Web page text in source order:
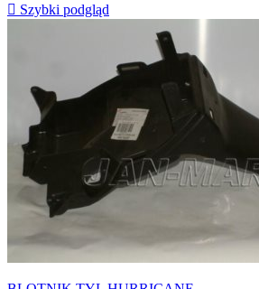
 Szybki podgląd